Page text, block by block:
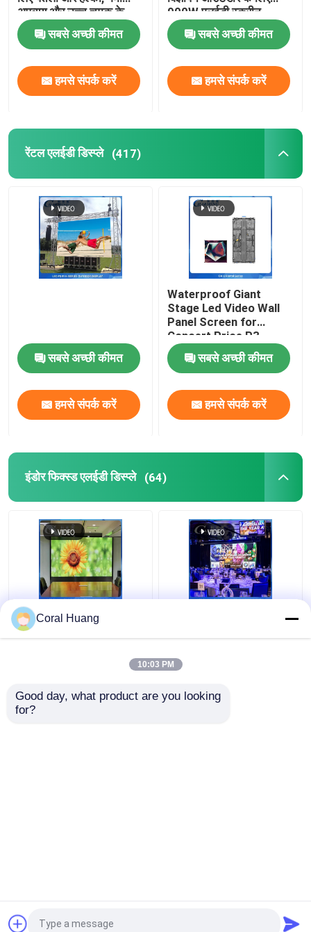
एलईडी डांस फ्लोर
एलईडी पिक्सेल रोशनी
एलईडी मेष स्क्रीन
आउटडोर एलईडी ट्यूब
अपव्यय और उच्च चमक के
साथ
सबसे अच्छी कीमत
हमसे संपर्क करें
900W एलईडी स्क्रीन
सबसे अच्छी कीमत
हमसे संपर्क करें
रेंटल एलईडी डिस्प्ले (417)
सबसे अच्छी कीमत
हमसे संपर्क करें
Waterproof Giant
Stage Led Video Wall
Panel Screen for
Concert Price,P3
Rental Outdoor Led
Display Screen
Outdoor Led Screen
सबसे अच्छी कीमत
हमसे संपर्क करें
इंडोर फिक्स्ड एलईडी डिस्प्ले (64)
पिक्सेल पिथ P1.5MM इंडोर
फिक्स्ड एलईडी डिस्प्ले IP42
ROSH 200W LED वीडियो
कारखाना.Copyright © 2026 Charming Co., Ltd.. All
Coral Huang
10:03 PM
Good day, what product are you looking
for?